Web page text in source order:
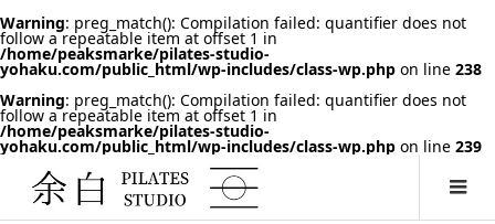
Warning: preg_match(): Compilation failed: quantifier does not
follow a repeatable item at offset 1 in
/home/peaksmarke/pilates-studio-
yohaku.com/public_html/wp-includes/class-wp.php on line 238
Warning: preg_match(): Compilation failed: quantifier does not
follow a repeatable item at offset 1 in
/home/peaksmarke/pilates-studio-
yohaku.com/public_html/wp-includes/class-wp.php on line 239